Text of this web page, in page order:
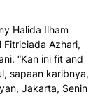
Halida Ilham
Fitriciada Azhari,
“Kan ini fit and
sapaan karibnya,
Jakarta, Senin